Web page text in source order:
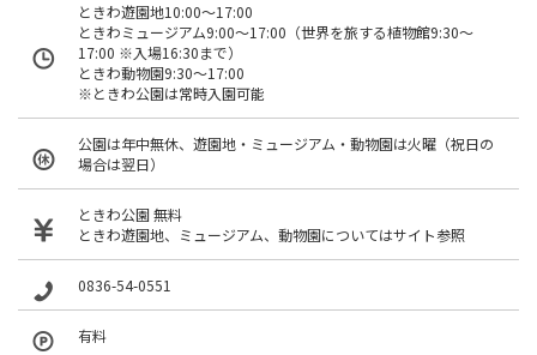
ときわ遊園地10:00～17:00
ときわミュージアム9:00～17:00（世界を旅する植物館9:30～
17:00 ※入場16:30まで）
ときわ動物園9:30～17:00
※ときわ公園は常時入園可能
公園は年中無休、遊園地・ミュージアム・動物園は火曜（祝日の
場合は翌日）
ときわ公園 無料
ときわ遊園地、ミュージアム、動物園についてはサイト参照
0836-54-0551
有料